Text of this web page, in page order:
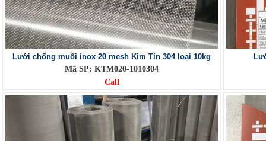
Lưới chống muối inox 20 mesh Kim Tín 304 loại 10kg
Mã SP: KTM020-1010304
Call